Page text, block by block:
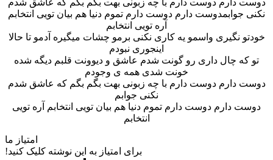
دوست دارم دوست دارم با چه زبونی بهت بگم بگم که عاشق شدم
نکنی جوابمدوست دارم دوست دارم تموم دنیا هم بیان تویی انتخابم
آره تویی انتخابم
خودتو نگیری واسمو یه کاری نکنی برمو چشات میگیره آدمو تا حالا
اینجوری نبودم
تو که چال داری رو گونت شدم عاشق و دیوونت قلبم دیگه شده
خونت شدی همه ی وجودم
دوست دارم دوست دارم با چه زبونی بهت بگم بگم که عاشق شدم
نکنی جوابم
دوست دارم دوست دارم تموم دنیا هم بیان تویی انتخابم آره تویی
انتخابم
امتیاز ما
برای امتیاز به این نوشته کلیک کنید!